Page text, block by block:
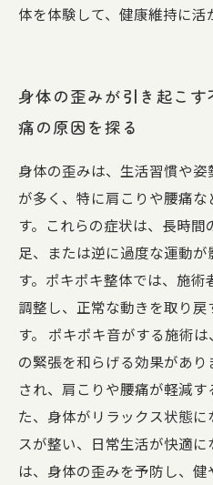
体を体験して、健康維持に活
身体の歪みが引き起こ
痛の原因を探る
身体の歪みは、生活習慣や
が多く、特に肩こりや腰痛
す。これらの症状は、長時
足、または逆に過度な運動
す。ポキポキ整体では、施
調整し、正常な動きを取り
す。 ポキポキ音がする施術
の緊張を和らげる効果があ
され、肩こりや腰痛が軽減
た、身体がリラックス状態
スが整い、日常生活が快適
は、身体の歪みを予防し、